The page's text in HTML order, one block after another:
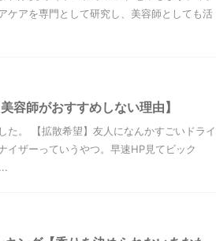
ケアを専門として研究し、美容師としても活
容師がおすすめしない理由】
た。 【拡散希望】友人になんかすごいドライ
イザーっていうやつ。早速HP見てビック